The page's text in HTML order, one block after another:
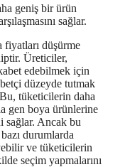
geniş bir ürün
sağlar.
fiyatları düşürme
Üreticiler,
edebilmek için
düzeyde tutmak
tüketicilerin daha
gen boya ürünlerine
sağlar. Ancak bu
durumlarda
ve tüketicilerin
seçim yapmalarını